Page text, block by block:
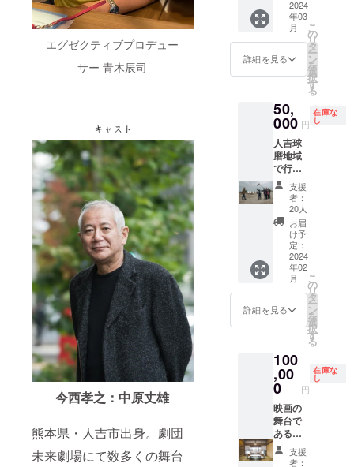
エグゼクティブプロデュー
サー 青木辰司
今西孝之：中原丈雄
熊本県・人吉市出身。劇団
未来劇場にて数多くの舞台
者。 そ
この特
選茶
セット
（熊本
県産玉
緑茶
100gx4,
熊本県
産乾椎
茸
90gx1
、干た
けのこ
100gx1
） ・阿
蘇壱番
屋のく
まモン
起き上
がり小
法師
は、有
田焼の
素敵な
転び八
起きで
元気が
もらえ
ます。
（40m
m×40m
m×80m
m、重
ト】く
まモン
だる
ま、く
まモン
起上り
小法
のでる
くまモ
ン起上
り小法
師、玄
米フ
レーク
のセッ
トで
す。試
写会に
もご招
待。 ・
くまモ
ンだる
ま（ご
希望の
どがで
きま
す。備
考欄に
ご希望
の内容
をお書
きくだ
さい。
2024
年03
月
詳細を見る
こ
の
リ
タ
ー
ン
を
選
択
す
る
50,
000 円
在庫な
し
人吉球
磨地域
で行わ
れる、
映画撮
影の見
学がで
きま
す。 ど
のよう
に映画
撮影が
行われ
るの
か、映
画の裏
で体験
できる
チャン
スで
す。
キャス
トの名
演技を
目の前
支援
者：
20人
お届
け予
定：
2024
年02
月
詳細を見る
こ
の
リ
タ
ー
ン
を
選
択
す
る
100
,00
0 円
在庫な
し
映画の
舞台で
ある人
吉は温
泉の街
支援
者：